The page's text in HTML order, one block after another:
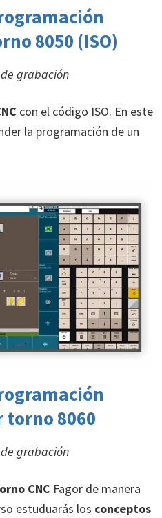
8050 (ISO)
grabación
con el código ISO. En este
la programación de un
torno 8060
grabación
CNC Fagor de manera
estuduarás los conceptos